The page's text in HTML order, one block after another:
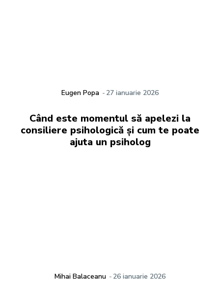
Eugen Popa - 27 ianuarie 2026
Când este momentul să apelezi la
consiliere psihologică și cum te poate
ajuta un psiholog
Mihai Balaceanu - 26 ianuarie 2026